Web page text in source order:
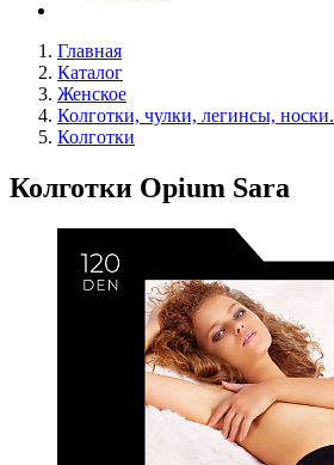
Главная
Каталог
Женское
Колготки, чулки, легинсы, носки.
Колготки
Колготки Opium Sara